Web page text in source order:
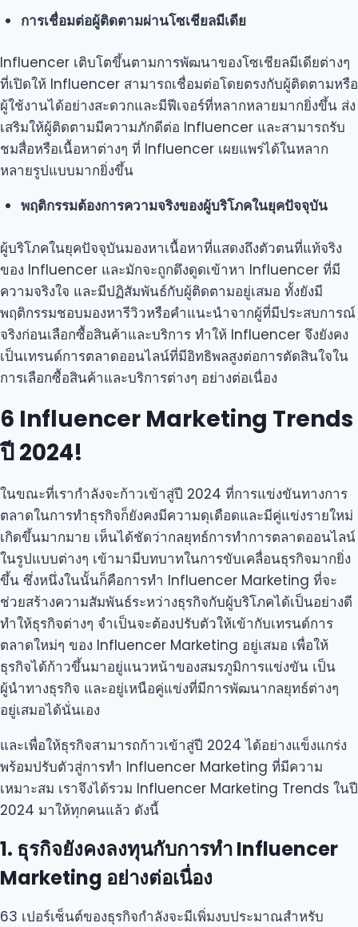
การเชื่อมต่อผู้ติดตามผ่านโซเชียลมีเดีย
Influencer เติบโตขึ้นตามการพัฒนาของโซเชียลมีเดียต่างๆ
ที่เปิดให้ Influencer สามารถเชื่อมต่อโดยตรงกับผู้ติดตามหรือ
ผู้ใช้งานได้อย่างสะดวกและมีฟีเจอร์ที่หลากหลายมากยิ่งขึ้น ส่ง
เสริมให้ผู้ติดตามมีความภักดีต่อ Influencer และสามารถรับ
ชมสื่อหรือเนื้อหาต่างๆ ที่ Influencer เผยแพร่ได้ในหลาก
หลายรูปแบบมากยิ่งขึ้น
พฤติกรรมต้องการความจริงของผู้บริโภคในยุคปัจจุบัน
ผู้บริโภคในยุคปัจจุบันมองหาเนื้อหาที่แสดงถึงตัวตนที่แท้จริง
ของ Influencer และมักจะถูกดึงดูดเข้าหา Influencer ที่มี
ความจริงใจ และมีปฏิสัมพันธ์กับผู้ติดตามอยู่เสมอ ทั้งยังมี
พฤติกรรมชอบมองหารีวิวหรือคำแนะนำจากผู้ที่มีประสบการณ์
จริงก่อนเลือกซื้อสินค้าและบริการ ทำให้ Influencer จึงยังคง
เป็นเทรนด์การตลาดออนไลน์ที่มีอิทธิพลสูงต่อการตัดสินใจใน
การเลือกซื้อสินค้าและบริการต่างๆ อย่างต่อเนื่อง
6 Influencer Marketing Trends
ปี 2024!
ในขณะที่เรากำลังจะก้าวเข้าสู่ปี 2024 ที่การแข่งขันทางการ
ตลาดในการทำธุรกิจก็ยังคงมีความดุเดือดและมีคู่แข่งรายใหม่
เกิดขึ้นมากมาย เห็นได้ชัดว่ากลยุทธ์การทำการตลาดออนไลน์
ในรูปแบบต่างๆ เข้ามามีบทบาทในการขับเคลื่อนธุรกิจมากยิ่ง
ขึ้น ซึ่งหนึ่งในนั้นก็คือการทำ Influencer Marketing ที่จะ
ช่วยสร้างความสัมพันธ์ระหว่างธุรกิจกับผู้บริโภคได้เป็นอย่างดี
ทำให้ธุรกิจต่างๆ จำเป็นจะต้องปรับตัวให้เข้ากับเทรนด์การ
ตลาดใหม่ๆ ของ Influencer Marketing อยู่เสมอ เพื่อให้
ธุรกิจได้ก้าวขึ้นมาอยู่แนวหน้าของสมรภูมิการแข่งขัน เป็น
ผู้นำทางธุรกิจ และอยู่เหนือคู่แข่งที่มีการพัฒนากลยุทธ์ต่างๆ
อยู่เสมอได้นั่นเอง
และเพื่อให้ธุรกิจสามารถก้าวเข้าสู่ปี 2024 ได้อย่างแข็งแกร่ง
พร้อมปรับตัวสู่การทำ Influencer Marketing ที่มีความ
เหมาะสม เราจึงได้รวม Influencer Marketing Trends ในปี
2024 มาให้ทุกคนแล้ว ดังนี้
1. ธุรกิจยังคงลงทุนกับการทำ Influencer
Marketing อย่างต่อเนื่อง
63 เปอร์เซ็นต์ของธุรกิจกำลังจะมีเพิ่มงบประมาณสำหรับ